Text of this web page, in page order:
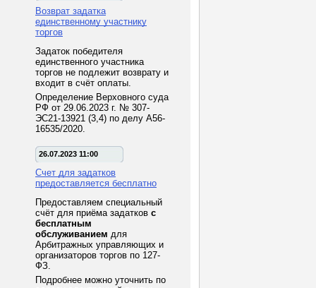
Возврат задатка
единственному участнику
торгов
Задаток победителя
единственного участника
торгов не подлежит возврату и
входит в счёт оплаты.
Определение Верховного суда
РФ от 29.06.2023 г. № 307-
ЭС21-13921 (3,4) по делу А56-
16535/2020.
26.07.2023 11:00
Счет для задатков
предоставляется бесплатно
Предоставляем специальный
счёт для приёма задатков с
бесплатным
обслуживанием для
Арбитражных управляющих и
организаторов торгов по 127-
ФЗ.
Подробнее можно уточнить по